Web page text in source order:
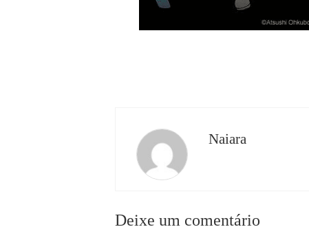
Naiara
Deixe um comentário